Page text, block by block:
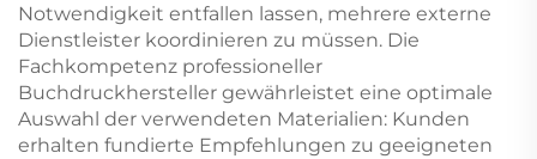
Notwendigkeit entfallen lassen, mehrere externe
Dienstleister koordinieren zu müssen. Die
Fachkompetenz professioneller
Buchdruckhersteller gewährleistet eine optimale
Auswahl der verwendeten Materialien: Kunden
erhalten fundierte Empfehlungen zu geeigneten